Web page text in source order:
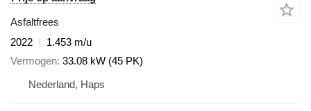
Asfaltfrees
2022
1.453 m/u
Vermogen 33.08 kW (45 PK)
Nederland, Haps